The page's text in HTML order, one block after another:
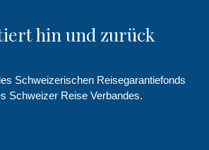
hin und zurück
Schweizerischen Reisegarantiefonds
Schweizer Reise Verbandes.